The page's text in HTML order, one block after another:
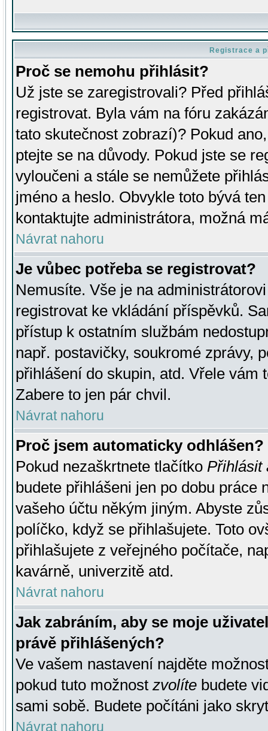
Registrace a
Proč se nemohu přihlásit?
Už jste se zaregistrovali? Před
registrovat. Byla vám na fóru
tato skutečnost zobrazí)? Pokud
ptejte se na důvody. Pokud jste se
vyloučeni a stále se nemůžete
jméno a heslo. Obvykle toto bývá
kontaktujte administrátora, možná
Návrat nahoru
Je vůbec potřeba se registrovat?
Nemusíte. Vše je na
registrovat ke vkládání příspěvků.
přístup k ostatním službám
např. postavičky, soukromé zprávy,
přihlášení do skupin, atd. Vřele vám
Zabere to jen pár chvil.
Návrat nahoru
Proč jsem automaticky odhlášen?
Pokud nezaškrtnete tlačítko Přihlásit
budete přihlášeni jen po dobu práce
vašeho účtu někým jiným. Abyste
políčko, když se přihlašujete. Toto
přihlašujete z veřejného počítače,
kavárně, univerzitě atd.
Návrat nahoru
Jak zabráním, aby se moje
právě přihlášených?
Ve vašem nastavení najděte
pokud tuto možnost zvolíte budete
sami sobě. Budete počítáni jako
Návrat nahoru